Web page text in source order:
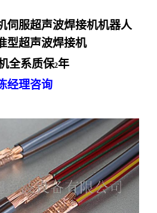
伺服超声波焊接机机器人
型超声波焊接机
全系质保2年
经理咨询